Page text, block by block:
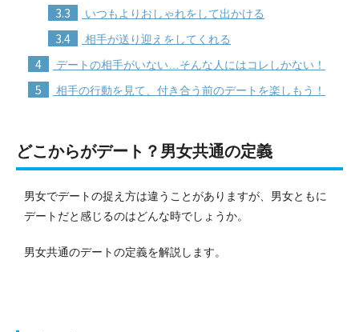
3.3 いつもよりおしゃれをして出かける
3.4 相手が送り迎えをしてくれる
4 デートの相手がいない…そんな人にはコレしかない！
5 相手の行動を見て、付き合う前のデートを楽しもう！
どこからがデート？男女共通の定義
男女でデートの捉え方は違うことがありますが、男女ともに
デートだと感じるのはどんな時でしょうか。
男女共通のデートの定義を解説します。